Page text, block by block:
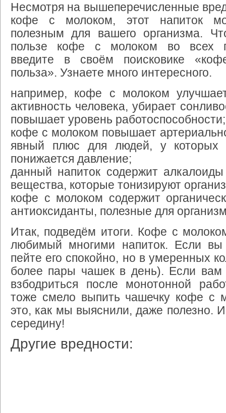
Несмотря на вышеперечисленные
кофе с молоком, этот напиток
полезным для вашего организма.
пользе кофе с молоком во всех
введите в своём поисковике
польза». Узнаете много интересного.
например, кофе с молоком
активность человека, убирает
повышает уровень работоспособности;
кофе с молоком повышает
явный плюс для людей, у которых
понижается давление;
данный напиток содержит
вещества, которые тонизируют
кофе с молоком содержит
антиоксиданты, полезные для
Итак, подведём итоги. Кофе с
любимый многими напиток. Если
пейте его спокойно, но в умеренных
более пары чашек в день). Если вам
взбодриться после монотонной
тоже смело выпить чашечку кофе с
это, как мы выяснили, даже полезно.
середину!
Другие вредности: